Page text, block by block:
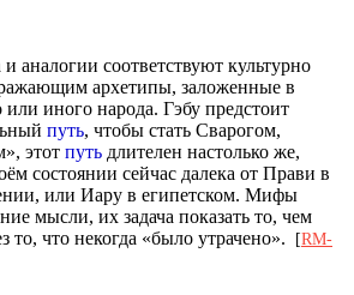
аналогии соответствуют культурно
архетипы, заложенные в
иного народа. Гэбу предстоит
путь, чтобы стать Сварогом,
этот путь длителен настолько же,
состоянии сейчас далека от Прави в
или Иару в египетском. Мифы
мысли, их задача показать то, чем
то, что некогда «было утрачено».
[RM-